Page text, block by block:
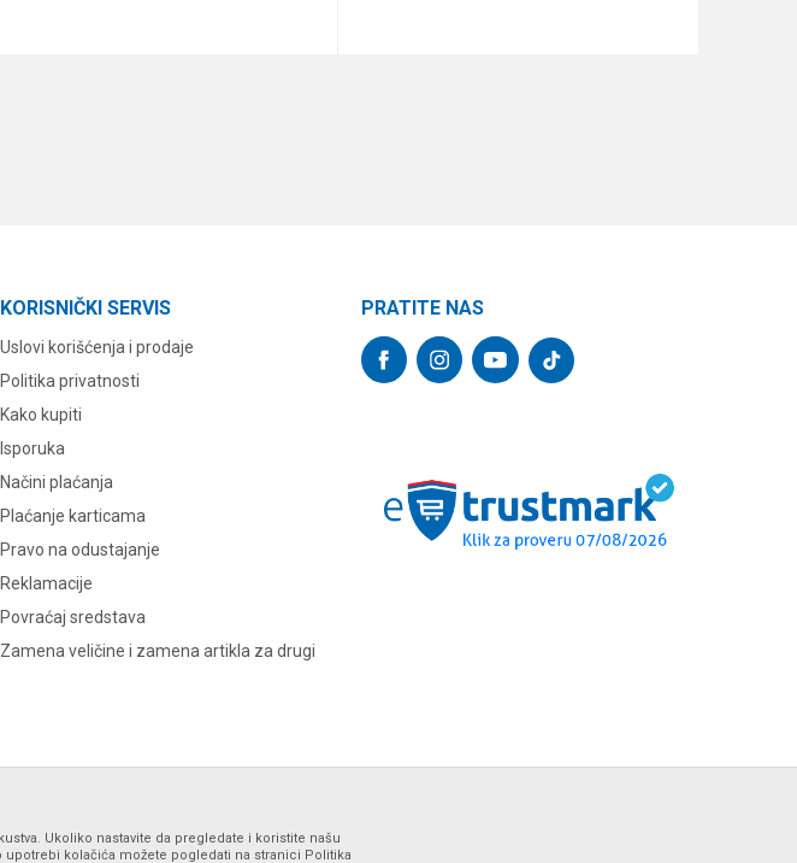
KORISNIČKI SERVIS
Uslovi korišćenja i prodaje
Politika privatnosti
Kako kupiti
Isporuka
Načini plaćanja
Plaćanje karticama
Pravo na odustajanje
Reklamacije
Povraćaj sredstava
Zamena veličine i zamena artikla za drugi
PRATITE NAS
Ukoliko nastavite da pregledate i koristite našu
kolačića možete pogledati na stranici Politika